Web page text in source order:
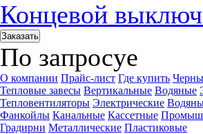
Концевой
Заказать
По запросуе
О компании Прайс-лист Где купить
Тепловые завесы Вертикальные Водяные
Тепловентиляторы Электрические
Фанкойлы Канальные Кассетные
Градирни Металлические Пластиковые